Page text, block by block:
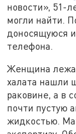
новости», 51-
могли найти.
доносящуюся
телефона.
Женщина
халата нашли
раковине, а в
почти пустую
жидкостью.